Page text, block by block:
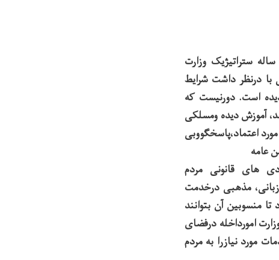
وزارت امورداخله امارت اسلامی افغانستان افتخاردارد،تابا تدوین وعملی سازی پلان 4 ساله ستراتیژیک وزارت
درنظر داشت شرایط
است. دورنیست که
آموزش دیده ومسلکی
اعتماد،پاسخگووبی
عامه
های قانونی مردم
زبانی، مذهبی درخدمت
منسوبین آن بتوانند
امورداخله درفضای
مورد نیازرا به مردم